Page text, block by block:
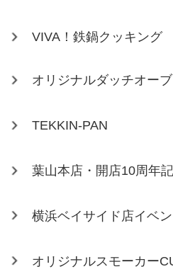
VIVA！鉄鍋クッキング
オリジナルダッチオー
TEKKIN-PAN
葉山本店・開店10周年
横浜ベイサイド店イベ
オリジナルスモーカー